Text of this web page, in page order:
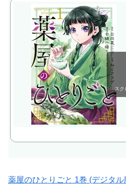
スク
薬屋のひとりごと 1巻 (デジタ